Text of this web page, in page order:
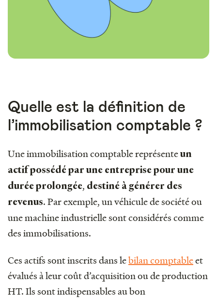
Quelle est la définition de
l’immobilisation comptable ?
Une immobilisation comptable représenteun
actif possédé par une entreprise pour une
durée prolongée, destiné à générer des
revenus. Par exemple, un véhicule de société ou
une machine industrielle sont considérés comme
des immobilisations.
Ces actifs sont inscrits dans lebilan comptableet
évalués à leur coût d’acquisition ou de production
HT. Ils sont indispensables au bon